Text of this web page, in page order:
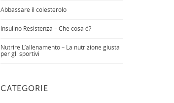
Abbassare il colesterolo
Insulino Resistenza – Che cosa è?
Nutrire L’allenamento – La nutrizione giusta
per gli sportivi
CATEGORIE